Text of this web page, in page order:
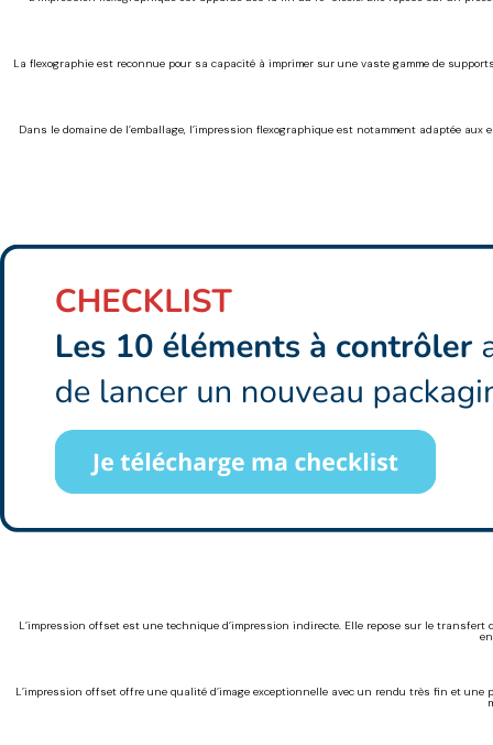
La flexographie est reconnue pour sa capacité à imprimer sur une vaste gamme de
Dans le domaine de l’emballage, l’impression flexographique est notamment adaptée
L’impression offset est une technique d’impression indirecte. Elle repose sur le
L’impression offset offre une qualité d’image exceptionnelle avec un rendu très fin et